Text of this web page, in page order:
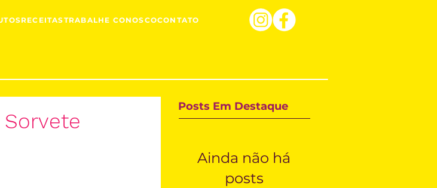
RECEITASTRABALHE CONOSCOCONTATO
Posts Em Destaque
Ainda não há
posts